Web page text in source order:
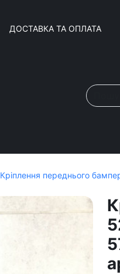
ДОСТАВКА ТА ОПЛАТА
Кріплення переднього